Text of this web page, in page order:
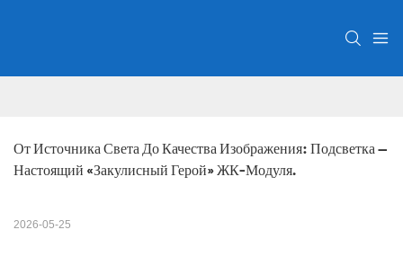
От Источника Света До Качества Изображения: Подсветка —
Настоящий «закулисный Герой» ЖК-Модуля.
2026-05-25